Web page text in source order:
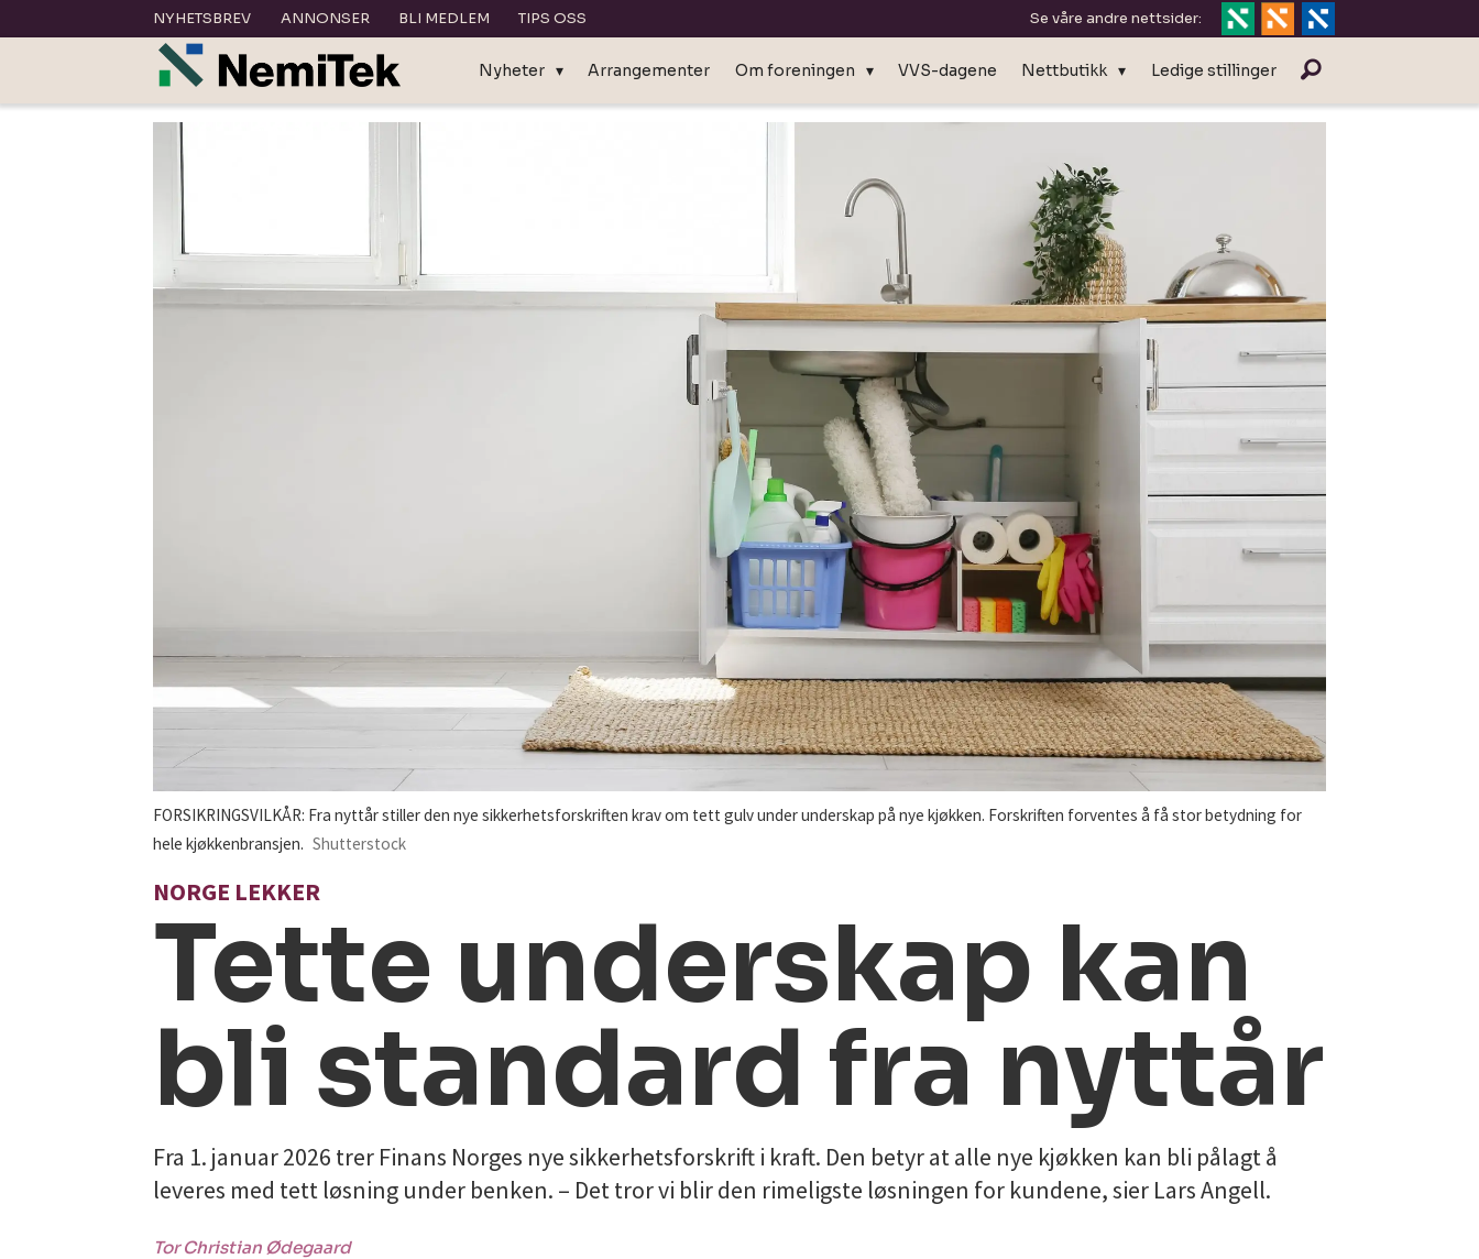
NYHETSBREV ANNONSER BLI MEDLEM TIPS OSS Se våre andre nettsider:
Nyheter Arrangementer Om foreningen VVS-dagene Nettbutikk Ledige stillinger
FORSIKRINGSVILKÅR: Fra nyttår stiller den nye sikkerhetsforskriften krav om tett gulv under underskap på nye kjøkken. Forskriften forventes å få stor betydning for
hele kjøkkenbransjen. Shutterstock
NORGE LEKKER
Tette underskap kan
bli standard fra nyttår
Fra 1. januar 2026 trer Finans Norges nye sikkerhetsforskrift i kraft. Den betyr at alle nye kjøkken kan bli pålagt å
leveres med tett løsning under benken. – Det tror vi blir den rimeligste løsningen for kundene, sier Lars Angell.
Tor Christian Ødegaard